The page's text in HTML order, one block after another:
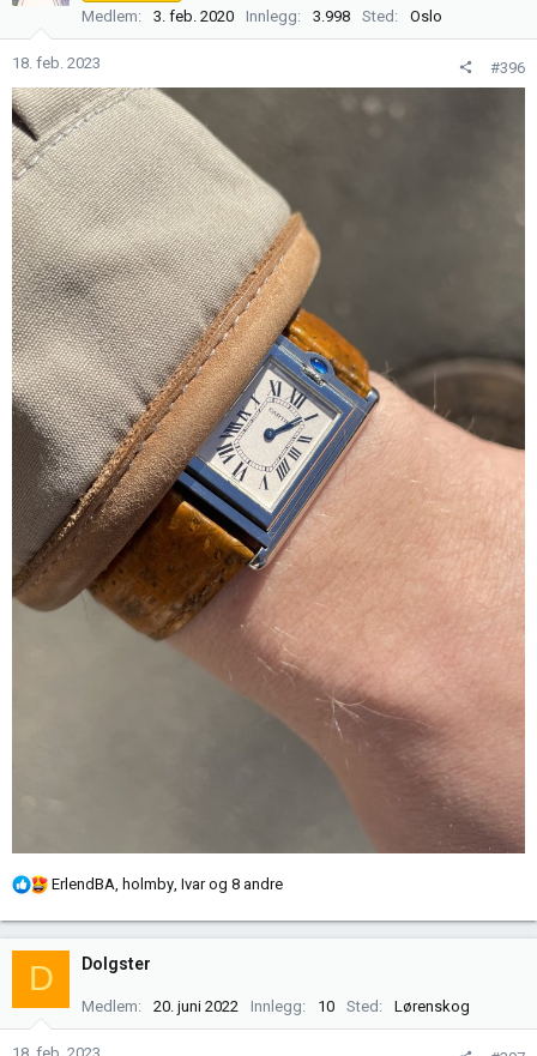
Medlem 3. feb. 2020 Innlegg 3.998 Sted Oslo
18. feb. 2023 #396
R
k
s
o
n
ErlendBA holmby Ivarog 8 andre
D Dolgster
Medlem 20. juni 2022 Innlegg 10 Sted Lørenskog